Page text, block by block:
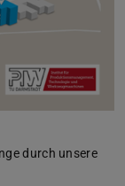
durch unsere